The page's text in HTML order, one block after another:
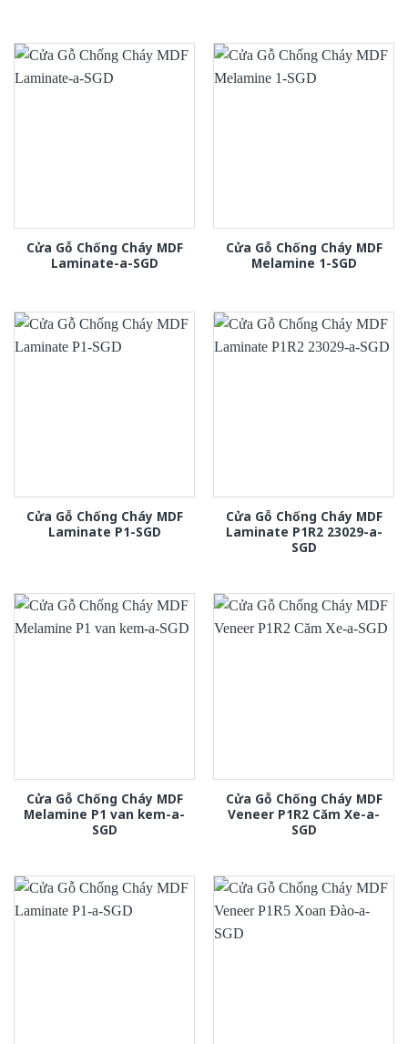
Cửa Gỗ Chống Cháy MDF
Laminate-a-SGD
Cửa Gỗ Chống Cháy MDF
Melamine 1-SGD
Cửa Gỗ Chống Cháy MDF
Laminate P1-SGD
Cửa Gỗ Chống Cháy MDF
Laminate P1R2 23029-a-
SGD
Cửa Gỗ Chống Cháy MDF
Melamine P1 van kem-a-
SGD
Cửa Gỗ Chống Cháy MDF
Veneer P1R2 Căm Xe-a-
SGD